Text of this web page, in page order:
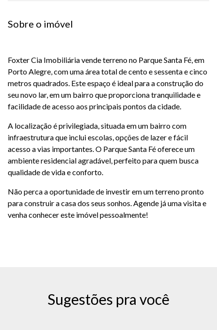
Sobre o imóvel
Foxter Cia Imobiliária vende terreno no Parque Santa Fé, em
Porto Alegre, com uma área total de cento e sessenta e cinco
metros quadrados. Este espaço é ideal para a construção do
seu novo lar, em um bairro que proporciona tranquilidade e
facilidade de acesso aos principais pontos da cidade.
A localização é privilegiada, situada em um bairro com
infraestrutura que inclui escolas, opções de lazer e fácil
acesso a vias importantes. O Parque Santa Fé oferece um
ambiente residencial agradável, perfeito para quem busca
qualidade de vida e conforto.
Não perca a oportunidade de investir em um terreno pronto
para construir a casa dos seus sonhos. Agende já uma visita e
venha conhecer este imóvel pessoalmente!
Sugestões pra você